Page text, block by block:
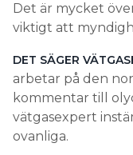
Det är mycket
viktigt att
DET SÄGER
arbetar på den
kommentar till
vätgasexpert
ovanliga.